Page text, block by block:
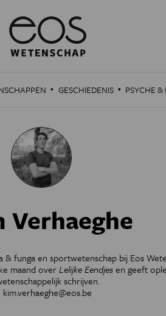
· GESCHIEDENIS · PSYCHE &
Verhaeghe
funga en sportwetenschap bij Eos
maand overLelijke Eendjesen geeft
schrijven.
kim.verhaeghe@eos.be